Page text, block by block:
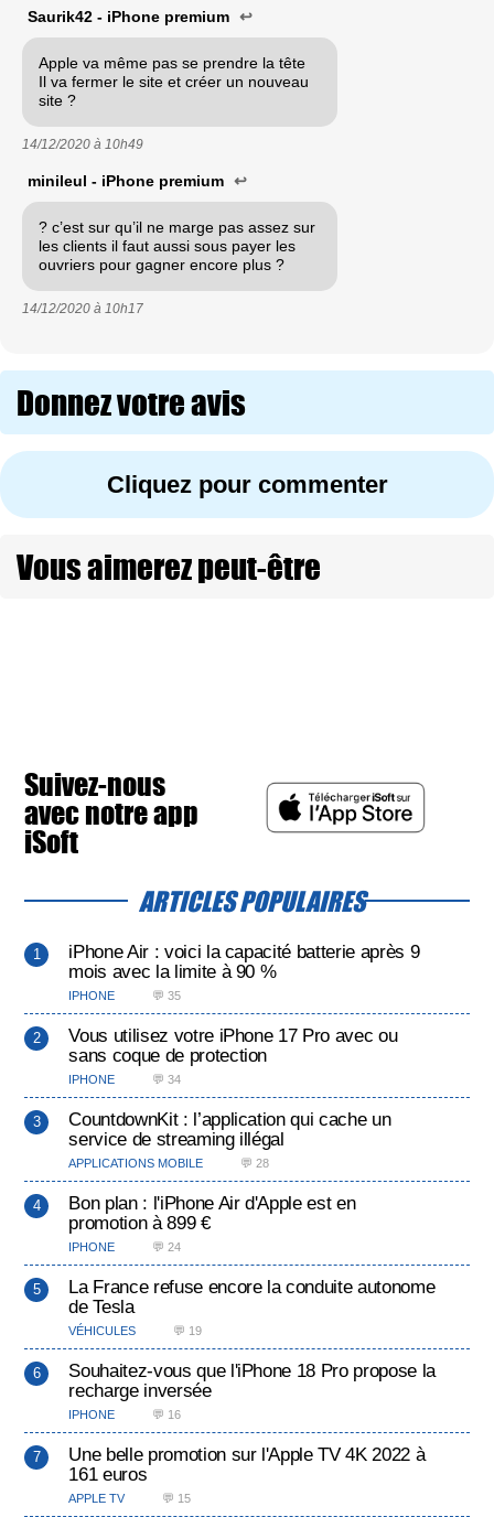
Saurik42 - iPhone premium ↩
Apple va même pas se prendre la tête
Il va fermer le site et créer un nouveau
site ?
14/12/2020 à 10h49
minileul - iPhone premium ↩
? c’est sur qu’il ne marge pas assez sur
les clients il faut aussi sous payer les
ouvriers pour gagner encore plus ?
14/12/2020 à 10h17
Donnez votre avis
Cliquez pour commenter
Vous aimerez peut-être
Suivez-nous
avec notre app
iSoft
ARTICLES POPULAIRES
iPhone Air : voici la capacité batterie après 9
mois avec la limite à 90 %
IPHONE 💬 35
Vous utilisez votre iPhone 17 Pro avec ou
sans coque de protection
IPHONE 💬 34
CountdownKit : l’application qui cache un
service de streaming illégal
APPLICATIONS MOBILE 💬 28
Bon plan : l'iPhone Air d'Apple est en
promotion à 899 €
IPHONE 💬 24
La France refuse encore la conduite autonome
de Tesla
VÉHICULES 💬 19
Souhaitez-vous que l'iPhone 18 Pro propose la
recharge inversée
IPHONE 💬 16
Une belle promotion sur l'Apple TV 4K 2022 à
161 euros
APPLE TV 💬 15